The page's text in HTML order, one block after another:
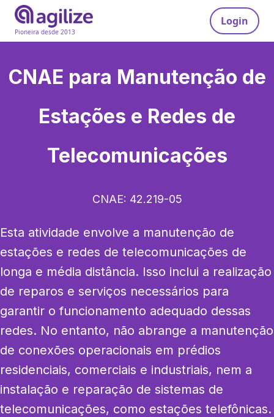
Pioneira desde 2013
Login
CNAE para Manutenção de
Estações e Redes de
Telecomunicações
CNAE: 42.219-05
Esta atividade envolve a manutenção de
estações e redes de telecomunicações de
longa e média distância. Isso inclui a realização
de reparos e serviços necessários para
garantir o funcionamento adequado dessas
redes. No entanto, não abrange a manutenção
de conexões operacionais em prédios
residenciais, comerciais e industriais, nem a
instalação e reparação de sistemas de
telecomunicações, como estações telefônicas.